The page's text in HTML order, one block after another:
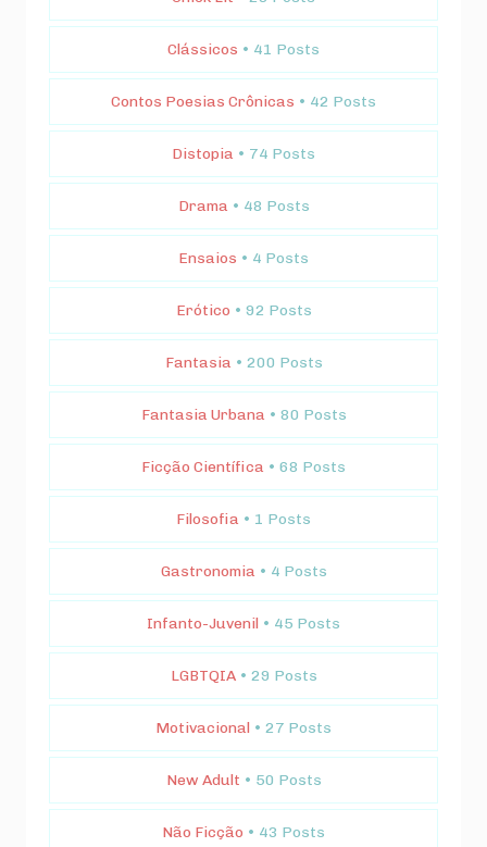
Clássicos • 41 Posts
Contos Poesias Crônicas • 42 Posts
Distopia • 74 Posts
Drama • 48 Posts
Ensaios • 4 Posts
Erótico • 92 Posts
Fantasia • 200 Posts
Fantasia Urbana • 80 Posts
Ficção Científica • 68 Posts
Filosofia • 1 Posts
Gastronomia • 4 Posts
Infanto-Juvenil • 45 Posts
LGBTQIA • 29 Posts
Motivacional • 27 Posts
New Adult • 50 Posts
Não Ficção • 43 Posts